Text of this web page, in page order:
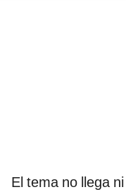
El tema no llega